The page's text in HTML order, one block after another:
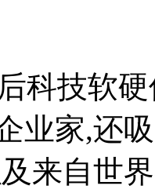
科技软
业家,还
来自世